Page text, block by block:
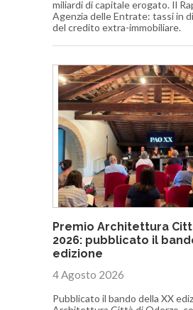
miliardi di capitale erogato. Il
Agenzia delle Entrate: tassi in
del credito extra-immobiliare.
Premio Architettura
2026: pubblicato il
edizione
4 Agosto 2026
Pubblicato il bando della XX